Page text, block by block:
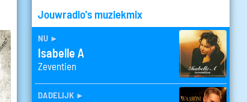
Jouwradio's muziekmix
nu ►
Isabelle A
Zeventien
dadelijk ►